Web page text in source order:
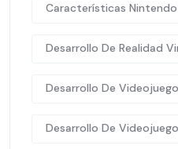
Características
Desarrollo De Realidad
Desarrollo De
Desarrollo De